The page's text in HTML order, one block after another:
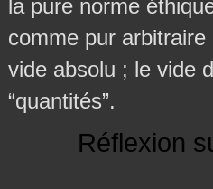
la pure norme
comme pur arbitraire
vide absolu ; le vide
“quantités”.
Réflexion